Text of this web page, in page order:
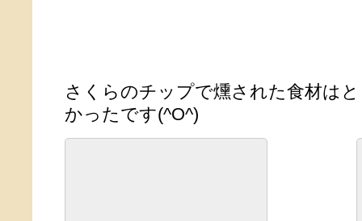
さくらのチップで燻された食材は
かったです(^O^)